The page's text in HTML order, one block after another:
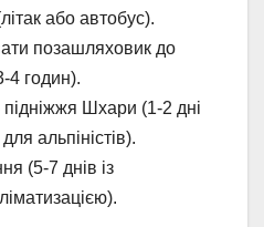
або автобус).
позашляховик до
4 годин).
підніжжя Шхари (1-2 дні
альпіністів).
(5-7 днів із